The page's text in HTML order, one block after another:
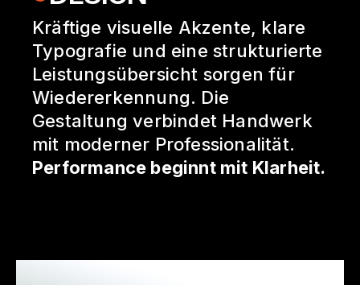
Kräftige visuelle Akzente, klare
Typografie und eine strukturierte
Leistungsübersicht sorgen für
Wiedererkennung. Die
Gestaltung verbindet Handwerk
mit moderner Professionalität.
Performance beginnt mit Klarheit.